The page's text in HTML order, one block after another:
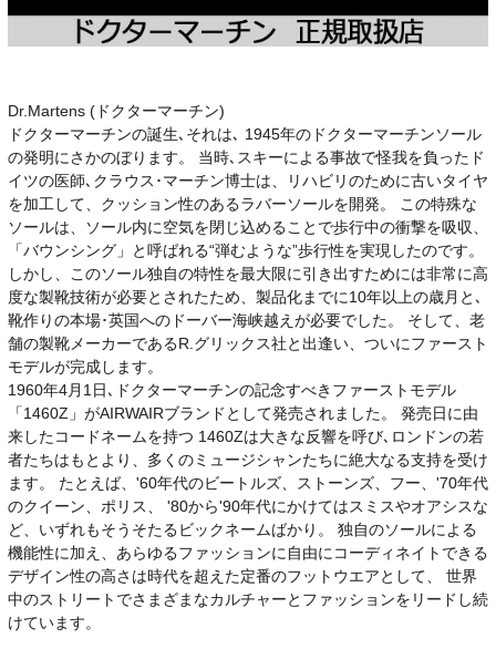
Dr.Martens (ドクターマーチン)
ドクターマーチンの誕生､それは､ 1945年のドクターマーチンソール
の発明にさかのぼります。 当時､スキーによる事故で怪我を負ったド
イツの医師､クラウス･マーチン博士は、リハビリのために古いタイヤ
を加工して、クッション性のあるラバーソールを開発。 この特殊な
ソールは、ソール内に空気を閉じ込めることで歩行中の衝撃を吸収、
「バウンシング」と呼ばれる“弾むような”歩行性を実現したのです。
しかし、このソール独自の特性を最大限に引き出すためには非常に高
度な製靴技術が必要とされたため、製品化までに10年以上の歳月と､
靴作りの本場･英国へのドーバー海峡越えが必要でした。 そして、老
舗の製靴メーカーであるR.グリックス社と出逢い、ついにファースト
モデルが完成します。
1960年4月1日､ドクターマーチンの記念すべきファーストモデル
「1460Z」がAIRWAIRブランドとして発売されました。 発売日に由
来したコードネームを持つ 1460Zは大きな反響を呼び､ロンドンの若
者たちはもとより、多くのミュージシャンたちに絶大なる支持を受け
ます。 たとえば、'60年代のビートルズ、ストーンズ、フー、'70年代
のクイーン、ポリス、 '80から'90年代にかけてはスミスやオアシスな
ど、いずれもそうそたるビックネームばかり。 独自のソールによる
機能性に加え、あらゆるファッションに自由にコーディネイトできる
デザイン性の高さは時代を超えた定番のフットウエアとして、 世界
中のストリートでさまざまなカルチャーとファッションをリードし続
けています。